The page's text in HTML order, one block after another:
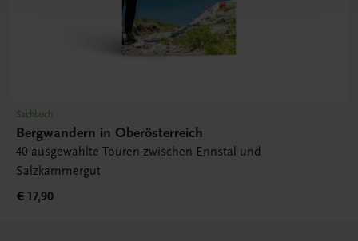
Sachbuch
Bergwandern in Oberösterreich
40 ausgewählte Touren zwischen Ennstal und
Salzkammergut
€ 17,90